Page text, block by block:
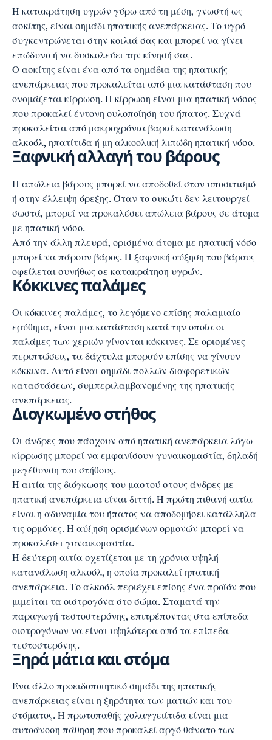
Η κατακράτηση υγρών γύρω από τη μέση, γνωστή ως
ασκίτης, είναι σημάδι ηπατικής ανεπάρκειας. Το υγρό
συγκεντρώνεται στην κοιλιά σας και μπορεί να γίνει
επώδυνο ή να δυσκολεύει την κίνησή σας.
Ο ασκίτης είναι ένα από τα σημάδια της ηπατικής
ανεπάρκειας που προκαλείται από μια κατάσταση που
ονομάζεται κίρρωση. Η κίρρωση είναι μια ηπατική νόσος
που προκαλεί έντονη ουλοποίηση του ήπατος. Συχνά
προκαλείται από μακροχρόνια βαριά κατανάλωση
αλκοόλ, ηπατίτιδα ή μη αλκοολική λιπώδη ηπατική νόσο.
Ξαφνική αλλαγή του βάρους
Η απώλεια βάρους μπορεί να αποδοθεί στον υποσιτισμό
ή στην έλλειψη όρεξης. Όταν το συκώτι δεν λειτουργεί
σωστά, μπορεί να προκαλέσει απώλεια βάρους σε άτομα
με ηπατική νόσο.
Από την άλλη πλευρά, ορισμένα άτομα με ηπατική νόσο
μπορεί να πάρουν βάρος. Η ξαφνική αύξηση του βάρους
οφείλεται συνήθως σε κατακράτηση υγρών.
Κόκκινες παλάμες
Οι κόκκινες παλάμες, το λεγόμενο επίσης παλαμιαίο
ερύθημα, είναι μια κατάσταση κατά την οποία οι
παλάμες των χεριών γίνονται κόκκινες. Σε ορισμένες
περιπτώσεις, τα δάχτυλα μπορούν επίσης να γίνουν
κόκκινα. Αυτό είναι σημάδι πολλών διαφορετικών
καταστάσεων, συμπεριλαμβανομένης της ηπατικής
ανεπάρκειας.
Διογκωμένο στήθος
Οι άνδρες που πάσχουν από ηπατική ανεπάρκεια λόγω
κίρρωσης μπορεί να εμφανίσουν γυναικομαστία, δηλαδή
μεγέθυνση του στήθους.
Η αιτία της διόγκωσης του μαστού στους άνδρες με
ηπατική ανεπάρκεια είναι διττή. Η πρώτη πιθανή αιτία
είναι η αδυναμία του ήπατος να αποδομήσει κατάλληλα
τις ορμόνες. Η αύξηση ορισμένων ορμονών μπορεί να
προκαλέσει γυναικομαστία.
Η δεύτερη αιτία σχετίζεται με τη χρόνια υψηλή
κατανάλωση αλκοόλ, η οποία προκαλεί ηπατική
ανεπάρκεια. Το αλκοόλ περιέχει επίσης ένα προϊόν που
μιμείται τα οιστρογόνα στο σώμα. Σταματά την
παραγωγή τεστοστερόνης, επιτρέποντας στα επίπεδα
οιστρογόνων να είναι υψηλότερα από τα επίπεδα
τεστοστερόνης.
Ξηρά μάτια και στόμα
Ένα άλλο προειδοποιητικό σημάδι της ηπατικής
ανεπάρκειας είναι η ξηρότητα των ματιών και του
στόματος. Η πρωτοπαθής χολαγγειίτιδα είναι μια
αυτοάνοση πάθηση που προκαλεί αργό θάνατο των